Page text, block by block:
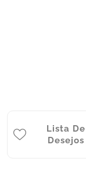
Lista De
Desejos